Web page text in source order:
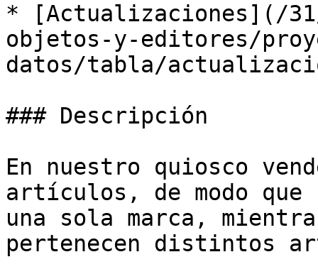
* [Actualizaciones](/
objetos-y-editores/
datos/tabla/
### Descripción
En nuestro quiosco
artículos, de modo
una sola marca,
pertenecen distintos